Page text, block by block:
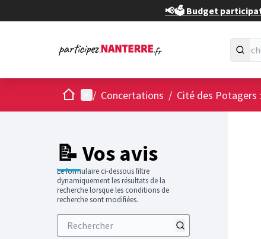
📢🗳️ Budget
AccueilMenu principal
/ Concertations / Cité des Potagers
📝 Vos avis
Le formulaire ci-dessous filtre
dynamiquement les résultats de la
recherche lorsque les conditions de
recherche sont modifiées.